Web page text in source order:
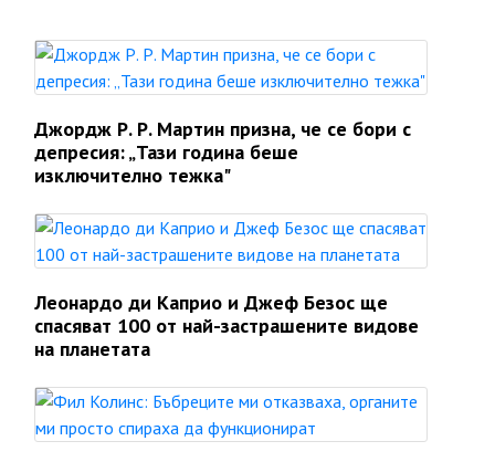
Джордж Р. Р. Мартин призна, че се бори с
депресия: „Тази година беше
изключително тежка"
Леонардо ди Каприо и Джеф Безос ще
спасяват 100 от най-застрашените видове
на планетата